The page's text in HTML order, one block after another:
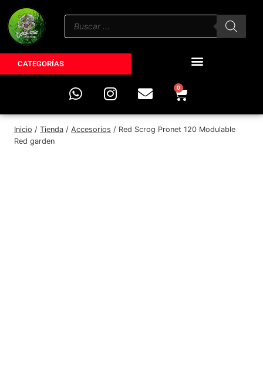
CATEGORÍAS
0
Inicio / Tienda / Accesorios / Red Scrog Pronet 120 Modulable
Red garden